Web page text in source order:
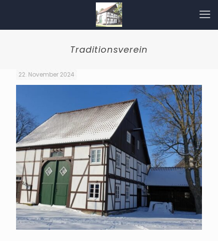
Traditionsverein
22. November 2024